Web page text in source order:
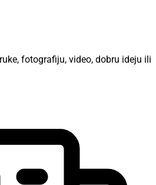
fotografiju, video, dobru ideju ili